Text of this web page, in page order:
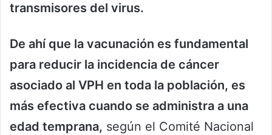
transmisores del virus.
De ahí que la vacunación es fundamental
para reducir la incidencia de cáncer
asociado al VPH en toda la población, es
más efectiva cuando se administra a una
edad temprana, según el Comité Nacional